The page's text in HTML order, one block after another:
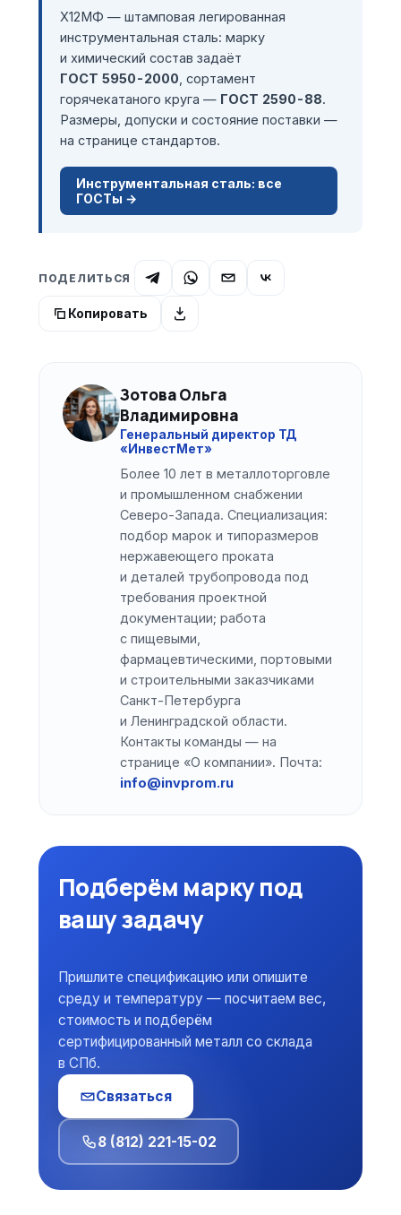
Х12МФ — штамповая легированная
инструментальная сталь: марку
и химический состав задаёт
ГОСТ 5950-2000 , сортамент
горячекатаного круга — ГОСТ 2590-88.
Размеры, допуски и состояние поставки —
на странице стандартов.
Инструментальная сталь: все
ГОСТы →
ПОДЕЛИТЬСЯ
Копировать
Зотова Ольга
Владимировна
Генеральный директор ТД
«ИнвестМет»
Более 10 лет в металлоторговле
и промышленном снабжении
Северо-Запада. Специализация:
подбор марок и типоразмеров
нержавеющего проката
и деталей трубопровода под
требования проектной
документации; работа
с пищевыми,
фармацевтическими, портовыми
и строительными заказчиками
Санкт-Петербурга
и Ленинградской области.
Контакты команды — на
странице «О компании». Почта:
info@invprom.ru
Подберём марку под
вашу задачу
Пришлите спецификацию или опишите
среду и температуру — посчитаем вес,
стоимость и подберём
сертифицированный металл со склада
в СПб.
Связаться
8 (812) 221-15-02